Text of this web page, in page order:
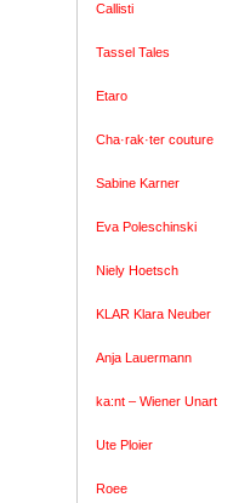
Callisti
Tassel Tales
Etaro
Cha·rak·ter couture
Sabine Karner
Eva Poleschinski
Niely Hoetsch
KLAR Klara Neuber
Anja Lauermann
ka:nt – Wiener Unart
Ute Ploier
Roee